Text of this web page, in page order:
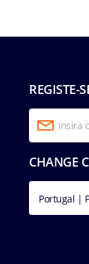
REGISTE-
CHANGE
Portugal |